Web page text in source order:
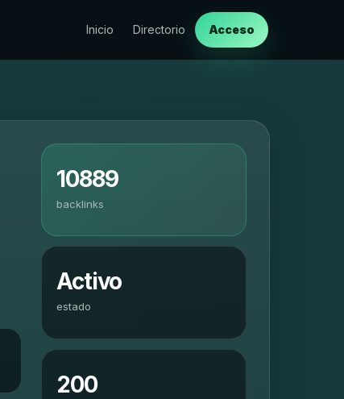
Inicio Directorio Acceso
10889
backlinks
Activo
estado
200